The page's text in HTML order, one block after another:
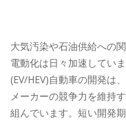
大気汚染や石油供給への
電動化は日々加速してい
(EV/HEV)自動車の開発は
メーカーの競争力を維持
組んでいます。短い開発